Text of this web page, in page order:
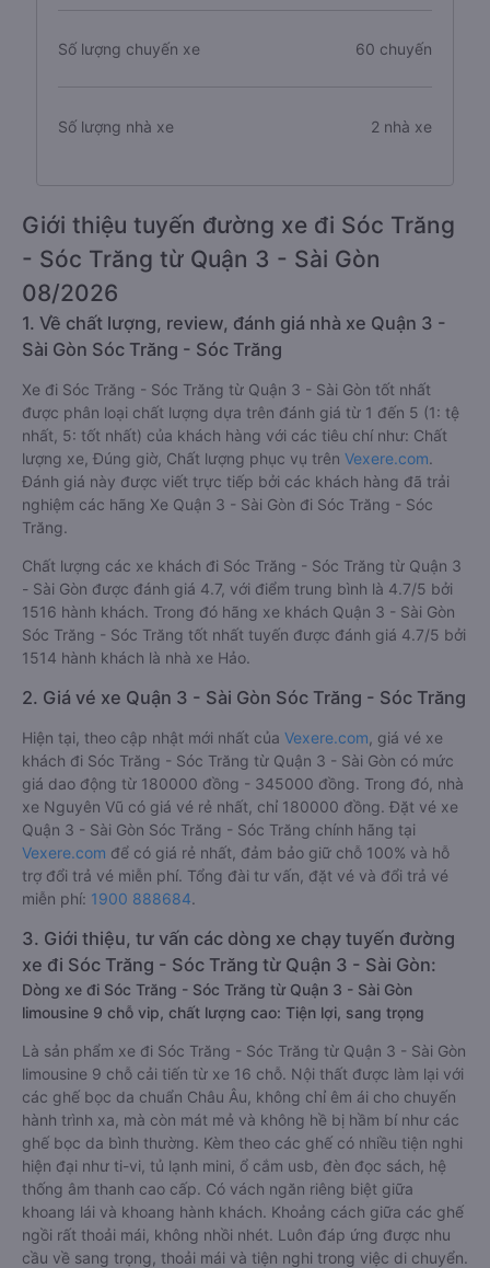
Số lượng chuyến xe 60 chuyến
Số lượng nhà xe 2 nhà xe
Giới thiệu tuyến đường xe đi Sóc Trăng
- Sóc Trăng từ Quận 3 - Sài Gòn
08/2026
1. Về chất lượng, review, đánh giá nhà xe Quận 3 -
Sài Gòn Sóc Trăng - Sóc Trăng
Xe đi Sóc Trăng - Sóc Trăng từ Quận 3 - Sài Gòn tốt nhất
được phân loại chất lượng dựa trên đánh giá từ 1 đến 5 (1: tệ
nhất, 5: tốt nhất) của khách hàng với các tiêu chí như: Chất
lượng xe, Đúng giờ, Chất lượng phục vụ trên Vexere.com.
Đánh giá này được viết trực tiếp bởi các khách hàng đã trải
nghiệm các hãng Xe Quận 3 - Sài Gòn đi Sóc Trăng - Sóc
Trăng.
Chất lượng các xe khách đi Sóc Trăng - Sóc Trăng từ Quận 3
- Sài Gòn được đánh giá 4.7, với điểm trung bình là 4.7/5 bởi
1516 hành khách. Trong đó hãng xe khách Quận 3 - Sài Gòn
Sóc Trăng - Sóc Trăng tốt nhất tuyến được đánh giá 4.7/5 bởi
1514 hành khách là nhà xe Hảo.
2. Giá vé xe Quận 3 - Sài Gòn Sóc Trăng - Sóc Trăng
Hiện tại, theo cập nhật mới nhất của Vexere.com , giá vé xe
khách đi Sóc Trăng - Sóc Trăng từ Quận 3 - Sài Gòn có mức
giá dao động từ 180000 đồng - 345000 đồng. Trong đó, nhà
xe Nguyên Vũ có giá vé rẻ nhất, chỉ 180000 đồng. Đặt vé xe
Quận 3 - Sài Gòn Sóc Trăng - Sóc Trăng chính hãng tại
Vexere.com để có giá rẻ nhất, đảm bảo giữ chỗ 100% và hỗ
trợ đổi trả vé miễn phí. Tổng đài tư vấn, đặt vé và đổi trả vé
miễn phí: 1900 888684.
3. Giới thiệu, tư vấn các dòng xe chạy tuyến đường
xe đi Sóc Trăng - Sóc Trăng từ Quận 3 - Sài Gòn:
Dòng xe đi Sóc Trăng - Sóc Trăng từ Quận 3 - Sài Gòn
limousine 9 chỗ vip, chất lượng cao: Tiện lợi, sang trọng
Là sản phẩm xe đi Sóc Trăng - Sóc Trăng từ Quận 3 - Sài Gòn
limousine 9 chỗ cải tiến từ xe 16 chỗ. Nội thất được làm lại với
các ghế bọc da chuẩn Châu Âu, không chỉ êm ái cho chuyến
hành trình xa, mà còn mát mẻ và không hề bị hầm bí như các
ghế bọc da bình thường. Kèm theo các ghế có nhiều tiện nghi
hiện đại như ti-vi, tủ lạnh mini, ổ cắm usb, đèn đọc sách, hệ
thống âm thanh cao cấp. Có vách ngăn riêng biệt giữa
khoang lái và khoang hành khách. Khoảng cách giữa các ghế
ngồi rất thoải mái, không nhồi nhét. Luôn đáp ứng được nhu
cầu về sang trọng, thoải mái và tiện nghi trong việc di chuyển.